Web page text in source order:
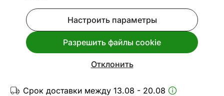
Настроить параметры
Разрешить файлы cookie
Отклонить
Быстрая доставка!
Narma шерстяной ковер ручной
работы Nummela linen
Срок доставки между 13.08 - 20.08